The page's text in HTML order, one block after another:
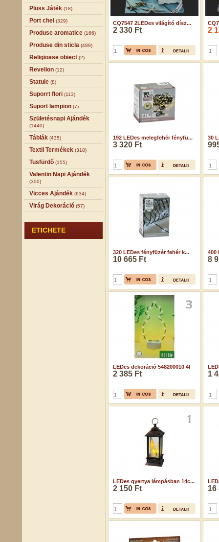
Plüss Játék (18)
Port chei (329)
Produse aromatice (166)
Produse din sticla (489)
Religioase obiect (2)
Revelion (12)
Statuie (8)
Suporrt flori (113)
Suport lampion (7)
Születésnapi Ajándék
(1440)
Táblák (435)
Textil Termékek (318)
Tusfürdő (155)
Valentin Napi Ajándék
(300)
Vicces Ajándék (634)
Virág Dekoráció (57)
ETICHETE
CQ7547 2LEDes világító dísz...
2 330 Ft 2
192 LEDes melegfehér fényfü...
3 320 Ft
30
320 LEDes fényfüzér fehér k...
10 665 Ft
400
8
LEDes dekoráció 548200010 4f
2 385 Ft 1
LEDes gyertya lámpásban 14c...
2 150 Ft 16